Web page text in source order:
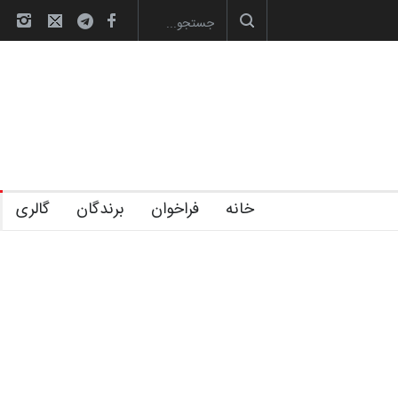
رویداد کارگاهی کارتون آغاز دوره‌های تخصصی فصل تابستان 1405 خانه کا…
خانه فراخوان برندگان گالری